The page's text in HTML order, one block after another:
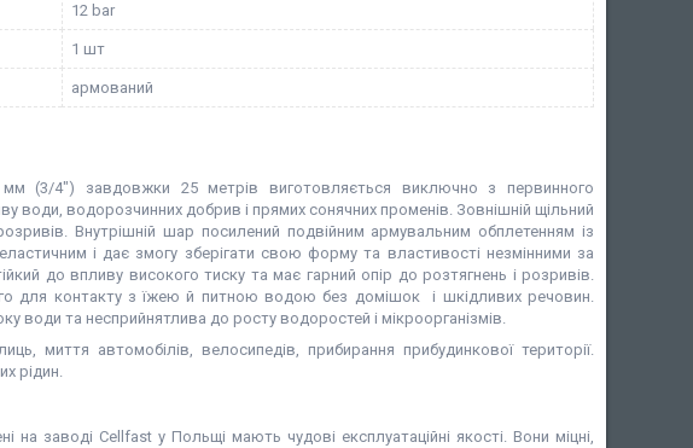
12 bar
1 шт
армований
(3/4") завдовжки 25 метрів виготовляється виключно з первинного
води, водорозчинних добрив і прямих сонячних променів. Зовнішній щільний
Внутрішній шар посилений подвійним армувальним обплетенням із
і дає змогу зберігати свою форму та властивості незмінними за
до впливу високого тиску та має гарний опір до розтягнень і розривів.
для контакту з їжею й питною водою без домішок і шкідливих речовин.
води та несприйнятлива до росту водоростей і мікроорганізмів.
миття автомобілів, велосипедів, прибирання прибудинкової території.
рідин.
заводі Cellfast у Польщі мають чудові експлуатаційні якості. Вони міцні,